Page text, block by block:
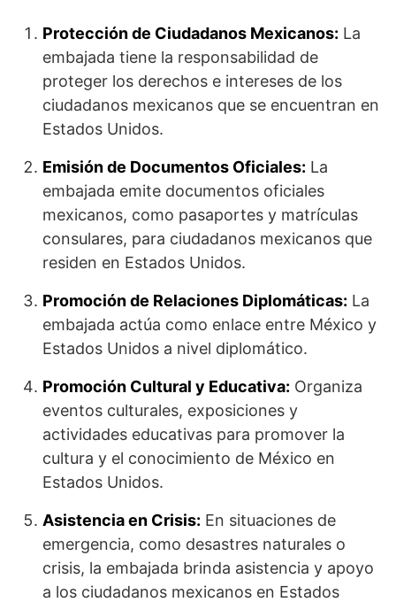
Protección de Ciudadanos Mexicanos: La
embajada tiene la responsabilidad de
proteger los derechos e intereses de los
ciudadanos mexicanos que se encuentran en
Estados Unidos.
Emisión de Documentos Oficiales: La
embajada emite documentos oficiales
mexicanos, como pasaportes y matrículas
consulares, para ciudadanos mexicanos que
residen en Estados Unidos.
Promoción de Relaciones Diplomáticas: La
embajada actúa como enlace entre México y
Estados Unidos a nivel diplomático.
Promoción Cultural y Educativa: Organiza
eventos culturales, exposiciones y
actividades educativas para promover la
cultura y el conocimiento de México en
Estados Unidos.
Asistencia en Crisis: En situaciones de
emergencia, como desastres naturales o
crisis, la embajada brinda asistencia y apoyo
a los ciudadanos mexicanos en Estados